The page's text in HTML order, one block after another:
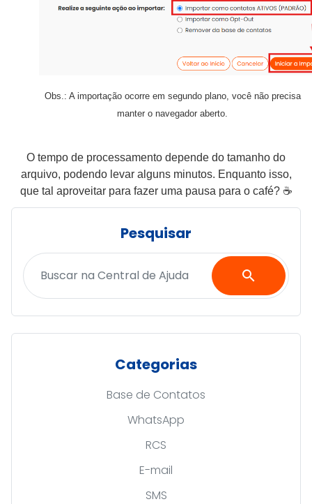
Obs.: A importação ocorre em segundo plano, você não precisa
manter o navegador aberto.
O tempo de processamento depende do tamanho do
arquivo, podendo levar alguns minutos. Enquanto isso,
que tal aproveitar para fazer uma pausa para o café? ☕
Pesquisar
search
Categorias
Base de Contatos
WhatsApp
RCS
E-mail
SMS